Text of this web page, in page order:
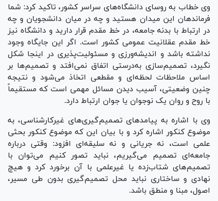
وی خطاب به روسای دانشگاه‌های سراسر کشور، تاکید کرد: شما
فرماندهان این میدان هستید و چه در میان دانشجویان و چه
در ارتباط با بدنه جامعه، در خط مقدم قرار دارید و دانشگاه نیز
خط مقدم عقلانیت عمومی کشور است. اگر این جایگاه وجود
نداشته باشد و اندیشه‌ورزی و مسئولیت‌پذیری در اینجا شکل
نگیرد، تصمیم‌سازی به‌درستی اتفاق نمی‌افتد و تصمیم‌ها بر
اساس ملاحظات لحظه‌ای و مقطعی اتخاذ می‌شود و نتیجه
چنین وضعیتی، آسیب دیدن مسائل مهمی است که مستقیماً
با روح و روان یک نوجوان یا جوان ارتباط دارد.
وی با اشاره به پیامد‌های تصمیم‌گیری‌های غیرکارشناسی، به
موضوع کنکور اشاره کرد و با بیان این که موضوع کنکور بحثی
علمی است، نه جریانی و نه سلیقه‌ای افزود: وقتی درباره
جامعه‌ای تصمیم می‌گیریم، نباید تصور کنیم می‌توان با
تصمیم‌های شتاب‌زده یا غیرعلمی با آن برخورد کرد و هیچ
نهادی و ساختاری نباید محل تصمیم‌گیری بدون طی مسیر،
اصول، مبنا و منطق باشد.